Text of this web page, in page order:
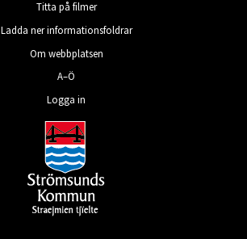
Titta på filmer
Ladda ner informationsfoldrar
Om webbplatsen
A–Ö
Logga in